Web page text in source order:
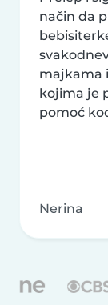
način da
majkama
kojima je
pomoć
Nerina